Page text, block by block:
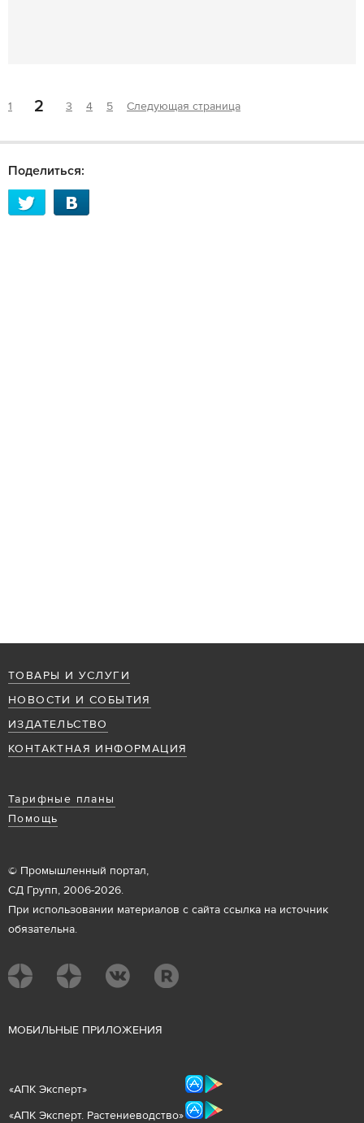
1 2 3 4 5 Следующая страница
Поделиться:
ТОВАРЫ И УСЛУГИ
НОВОСТИ И СОБЫТИЯ
ИЗДАТЕЛЬСТВО
КОНТАКТНАЯ ИНФОРМАЦИЯ
Тарифные планы
Помощь
© Промышленный портал,
СД Групп, 2006-2026.
При использовании материалов с сайта ссылка на источник
обязательна.
МОБИЛЬНЫЕ ПРИЛОЖЕНИЯ
«АПК Эксперт»
«АПК Эксперт. Растениеводство»